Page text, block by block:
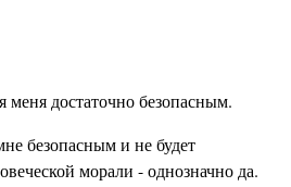
меня достаточно безопасным.
безопасным и не будет
морали - однозначно да.